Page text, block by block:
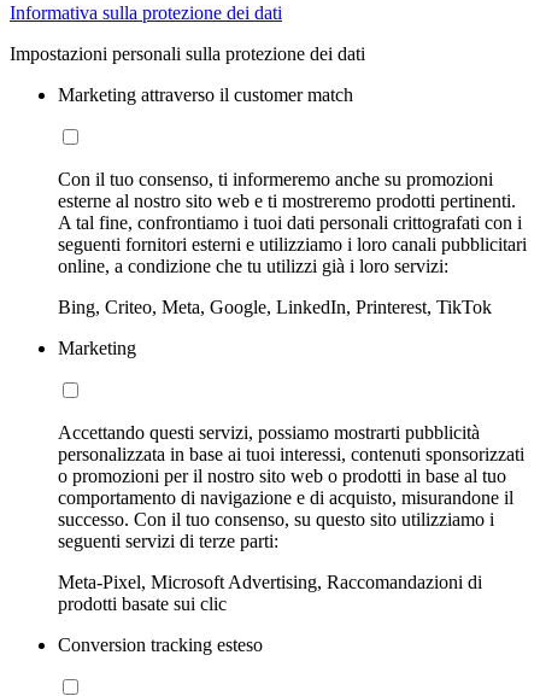
Informativa sulla protezione dei dati
Impostazioni personali sulla protezione dei dati
Marketing attraverso il customer match
Con il tuo consenso, ti informeremo anche su promozioni
esterne al nostro sito web e ti mostreremo prodotti pertinenti.
A tal fine, confrontiamo i tuoi dati personali crittografati con i
seguenti fornitori esterni e utilizziamo i loro canali pubblicitari
online, a condizione che tu utilizzi già i loro servizi:
Bing, Criteo, Meta, Google, LinkedIn, Printerest, TikTok
Marketing
Accettando questi servizi, possiamo mostrarti pubblicità
personalizzata in base ai tuoi interessi, contenuti sponsorizzati
o promozioni per il nostro sito web o prodotti in base al tuo
comportamento di navigazione e di acquisto, misurandone il
successo. Con il tuo consenso, su questo sito utilizziamo i
seguenti servizi di terze parti:
Meta-Pixel, Microsoft Advertising, Raccomandazioni di
prodotti basate sui clic
Conversion tracking esteso